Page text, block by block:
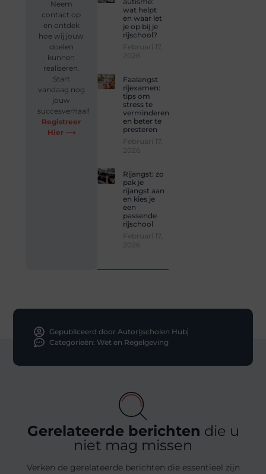
wat helpt
en waar let
je op bij je
rijschool?
Faalangst
rijexamen:
tips om
stress te
verminderen
en beter te
presteren
Rijangst: zo
pak je
rijangst aan
en kies je
een
passende
rijschool
Neem
contact op
en ontdek
hoe wij jouw
doelen
kunnen
realiseren.
Start
vandaag nog
jouw
succesverhaal!
Registreer
Hier ⟶
Gepubliceerd door Autorijscholen Hub
Categorieën: Wet en Regelgeving
Gerelateerde berichten die u
niet mag missen
Verken de gerelateerde berichten die essentieel zijn